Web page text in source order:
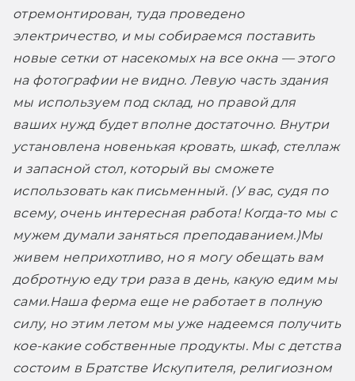
отремонтирован, туда проведено
электричество, и мы собираемся поставить
новые сетки от насекомых на все окна — этого
на фотографии не видно. Левую часть здания
мы используем под склад, но правой для
ваших нужд будет вполне достаточно. Внутри
установлена новенькая кровать, шкаф, стеллаж
и запасной стол, который вы сможете
использовать как письменный. (У вас, судя по
всему, очень интересная работа! Когда-то мы с
мужем думали заняться преподаванием.)Мы
живем неприхотливо, но я могу обещать вам
добротную еду три раза в день, какую едим мы
сами.Наша ферма еще не работает в полную
силу, но этим летом мы уже надеемся получить
кое-какие собственные продукты. Мы с детства
состоим в Братстве Искупителя, религиозном